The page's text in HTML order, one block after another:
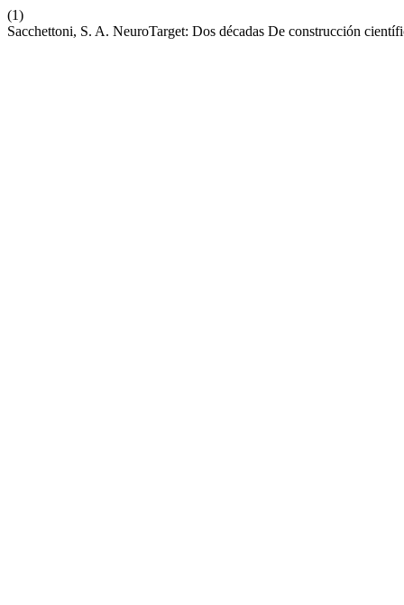
(1)
Sacchettoni, S. A. NeuroTarget: Dos décadas De construcción